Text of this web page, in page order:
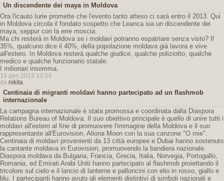
Un discendente dei maya in Moldova
Ora l'icauto Iurie promette che l'evento tanto atteso ci sarà entro il 2013. Qui
in Moldova circola il fondato sospetto che Leanca sia un discendente dei
maya, seppur con la erre moscia.
Ma chi resterà in Moldova se i moldavi potranno espatriare senza visto? Il
35%, qualcuno dice il 40%, della popolazione moldava già lavora e vive
all'estero. In Moldova resterà qualche giudice, qualche poliziotto, qualche
medico e qualche funzionario statale.
I milionari insomma.
19 gen 2013 13:34
da nikita
Centinaia di migranti moldavi hanno partecipato ad un flashmob
internazionale
La campagna internazionale è stata promossa e coordinata dalla Diaspora
Relations Bureau of Moldova. Il suo obiettivo principale è quello di unire tutti i
moldavi all'estero al fine di promuovere l'immagine della Moldova e il suo
rappresentante all'Eurovision, Aliona Moon con la sua canzone "O mie".
Centinaia di moldavi provenienti da 13 città europee e Dubai hanno sostenuto
la cantante moldava in Eurovision, promuovendo la bandiera nazionale.
Diaspora moldava da Bulgaria, Francia, Grecia, Italia, Norvegia, Portogallo,
Romania, ed Emirati Arabi Uniti hanno partecipato al flashmob proiettando il
tricolore sul cielo e il lancio di lanterne e palloncini con elio in rosso, giallo e
blu. I partecipanti hanno avuto gli elementi distintivi di simboli nazionali e